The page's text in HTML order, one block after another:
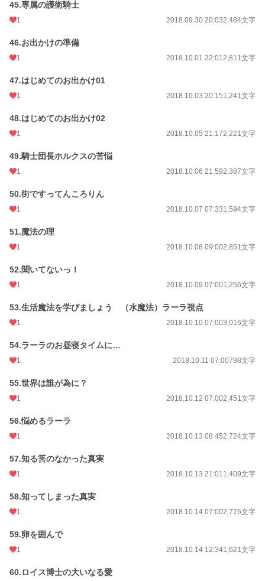
45.専属の護衛騎士
1 2018.09.30 20:032,484文字
46.お出かけの準備
1 2018.10.01 22:012,811文字
47.はじめてのお出かけ01
1 2018.10.03 20:151,241文字
48.はじめてのお出かけ02
1 2018.10.05 21:172,221文字
49.騎士団長ホルクスの苦悩
1 2018.10.06 21:592,387文字
50.街ですってんころりん
1 2018.10.07 07:331,594文字
51.魔法の理
1 2018.10.08 09:002,851文字
52.聞いてないっ！
1 2018.10.09 07:001,256文字
53.生活魔法を学びましょう （水魔法）ラーラ視点
1 2018.10.10 07:003,016文字
54.ラーラのお昼寝タイムに…
1 2018.10.11 07:00798文字
55.世界は誰が為に？
1 2018.10.12 07:002,451文字
56.悩めるラーラ
1 2018.10.13 08:452,724文字
57.知る筈のなかった真実
1 2018.10.13 21:011,409文字
58.知ってしまった真実
1 2018.10.14 07:002,776文字
59.卵を囲んで
1 2018.10.14 12:341,621文字
60.ロイス博士の大いなる愛